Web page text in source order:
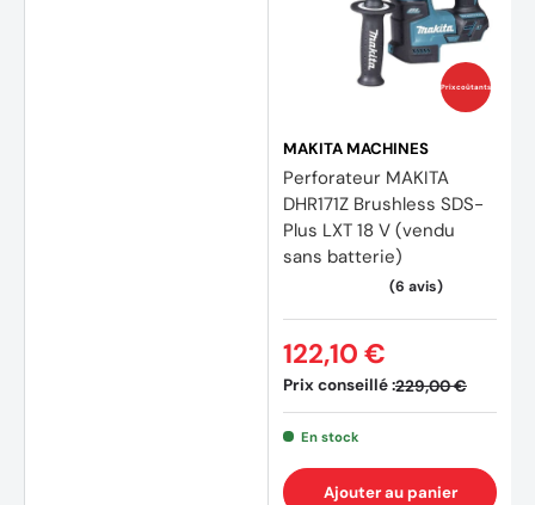
Prix coûtants
MAKITA MACHINES
Perforateur MAKITA
DHR171Z Brushless SDS-
Plus LXT 18 V (vendu
sans batterie)
Prix conseillé :229,00 €
122,10 €
En stock
Ajouter au panier